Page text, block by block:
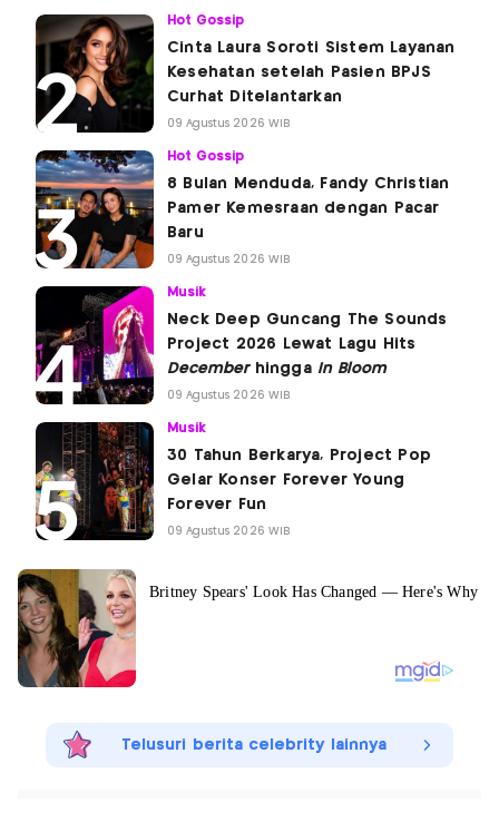
Hot Gossip
Cinta Laura Soroti Sistem Layanan
Kesehatan setelah Pasien BPJS
Curhat Ditelantarkan
09 Agustus 2026 WIB
Hot Gossip
8 Bulan Menduda, Fandy Christian
Pamer Kemesraan dengan Pacar
Baru
09 Agustus 2026 WIB
Musik
Neck Deep Guncang The Sounds
Project 2026 Lewat Lagu Hits
Decemberhingga In Bloom
09 Agustus 2026 WIB
Musik
30 Tahun Berkarya, Project Pop
Gelar Konser Forever Young
Forever Fun
09 Agustus 2026 WIB
Telusuri berita celebrity lainnya